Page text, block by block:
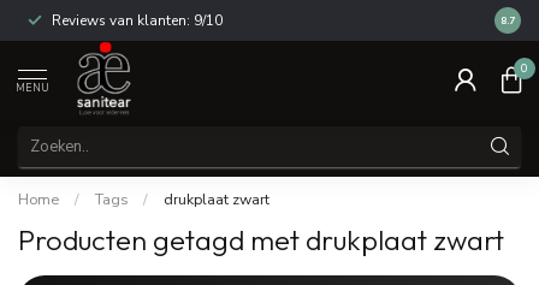
Reviews van klanten: 9/10 14
8.7
MENU
0
Home / Tags / drukplaat zwart
Producten getagd met drukplaat zwart